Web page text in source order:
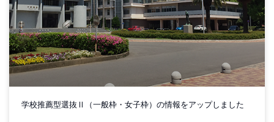
学校推薦型選抜Ⅱ（一般枠・女子枠）の情報をアップしました